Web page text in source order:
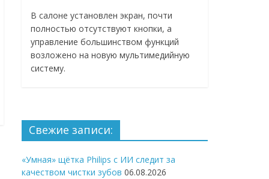
В салоне установлен экран, почти
полностью отсутствуют кнопки, а
управление большинством функций
возложено на новую мультимедийную
систему.
Свежие записи:
«Умная» щётка Philips с ИИ следит за
качеством чистки зубов 06.08.2026